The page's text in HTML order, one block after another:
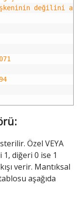
değilini
Özel VEYA
diğeri 0 ise 1
verir. Mantıksal
aşağıda